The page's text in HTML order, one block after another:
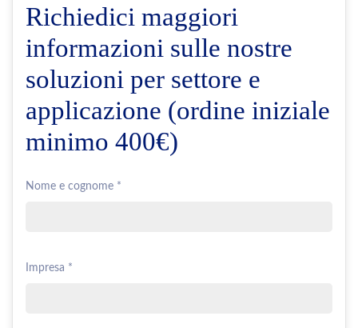
Richiedici maggiori
informazioni sulle nostre
soluzioni per settore e
applicazione (ordine iniziale
minimo 400€)
Nome e cognome *
Impresa *